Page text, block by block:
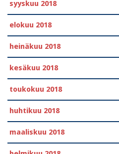
syyskuu 2018
elokuu 2018
heinäkuu 2018
kesäkuu 2018
toukokuu 2018
huhtikuu 2018
maaliskuu 2018